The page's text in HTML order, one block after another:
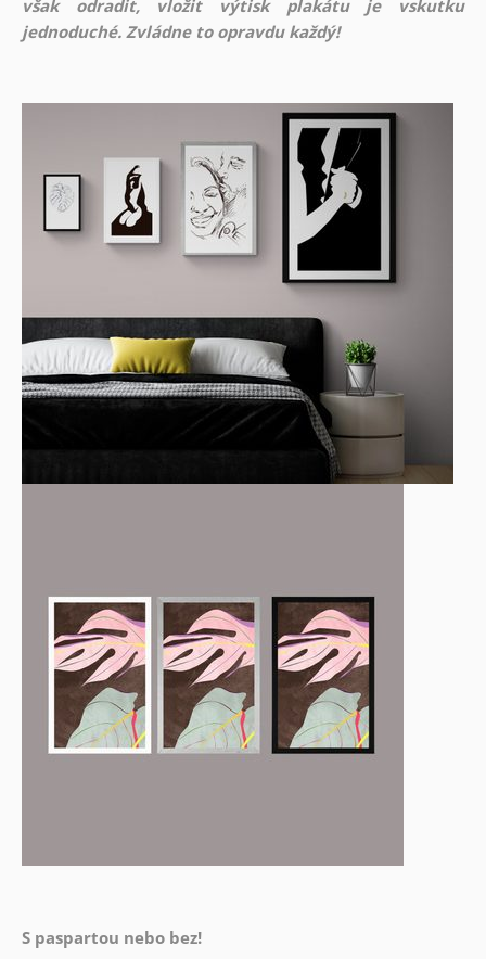
však odradit, vložit výtisk plakátu je vskutku
jednoduché. Zvládne to opravdu každý!
S paspartou nebo bez!